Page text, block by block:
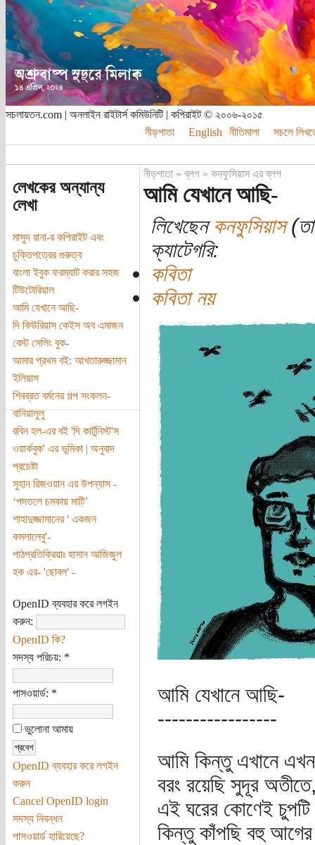
সচলায়তন.com | অনলাইন রাইটার্স কমিউনিটি | কপিরাইট © ২০০৬-২০১৫
নীড়পাতা
English নীতিমালা সচলে
লেখকের অন্যান্য
লেখা
মাসুদ রানা-র কপিরাইট এবং
চুক্তিপত্রের গুরুত্ব
বাংলা ইবুক ফরম্যাট করার সহজ
টিউটোরিয়াল
আমি যেখানে আছি-
দি কিউরিয়াস কেইস অব এমাজন
বেস্ট সেলিং বুক-
আমার প্রথম বই: আখতারুজ্জামান
ইলিয়াস
শিবব্রত বর্মনের গল্প সংকলন-
বানিয়ালুলু
রবিন হল-এর বই 'দি কার্টুনিস্ট'স
ওয়ার্কবুক' এর ভূমিকা | অনুবাদ
প্রচেষ্টা
সুহান রিজওয়ান এর উপন্যাস -
‘পদতলে চমকায় মাটি’
শাহাদুজ্জামানের ' একজন
কমলালেবু'-
পাঠপ্রতিক্রিয়াঃ হাসান আজিজুল
হক এর- 'ছোবল' -
OpenID ব্যবহার করে লগইন
করুন:
OpenID কি?
সদস্য পরিচয়: *
পাসওয়ার্ড: *
ভুলোনা আমায়
OpenID ব্যবহার করে লগইন
করুন
Cancel OpenID login
সদস্য নিবন্ধন
পাসওয়ার্ড হারিয়েছে?
নীড়পাতা»ব্লগ» কনফুসিয়াস এর ব্লগ
আমি যেখানে আছি-
লিখেছেনকনফুসিয়াস
ক্যাটেগরি:
কবিতা
কবিতা নয়
আমি যেখানে আছি-
-----------------
আমি কিন্তু এখানে
বরং রয়েছি সুদূর
এই ঘরের কোণেই চুপটি
কিন্তু কাঁপছি বহু